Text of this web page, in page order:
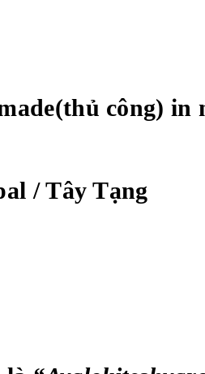
công) in
/ Tây Tạng